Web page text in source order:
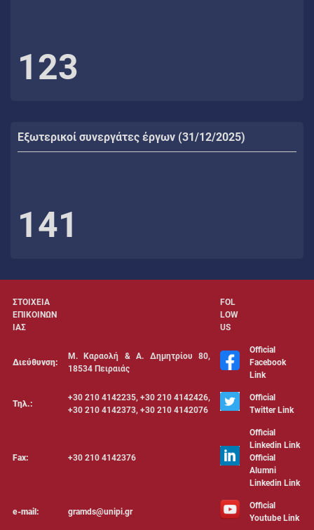
123
Εξωτερικοί συνεργάτες έργων (31/12/2025)
141
ΣΤΟΙΧΕΙΑ
ΕΠΙΚΟΙΝΩΝ
ΙΑΣ
FOL
LOW
US
Διεύθυνση:
Μ. Καραολή & Α. Δημητρίου 80,
18534 Πειραιάς
Official
Facebook
Link
Τηλ.:
+30 210 4142235, +30 210 4142426,
+30 210 4142373, +30 210 4142076
Official
Twitter Link
Fax: +30 210 4142376
Official
Linkedin Link
Official
Alumni
Linkedin Link
e-mail: gramds@unipi.gr
Official
Youtube Link